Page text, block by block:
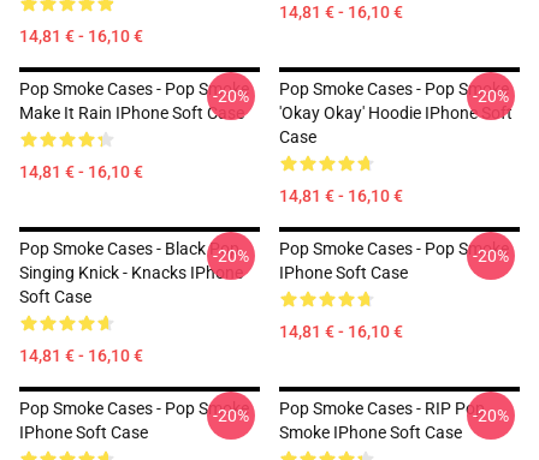
14,81 € - 16,10 €
14,81 € - 16,10 €
Pop Smoke Cases - Pop Smoke
Make It Rain IPhone Soft Case
14,81 € - 16,10 €
-20%
Pop Smoke Cases - Pop Smoke
'okay Okay' Hoodie IPhone Soft
Case
14,81 € - 16,10 €
-20%
Pop Smoke Cases - Black Pop
Singing Knick - Knacks IPhone
Soft Case
14,81 € - 16,10 €
-20%
Pop Smoke Cases - Pop Smoke
IPhone Soft Case
14,81 € - 16,10 €
-20%
Pop Smoke Cases - Pop Smoke
IPhone Soft Case
-20%
Pop Smoke Cases - RIP Pop
Smoke IPhone Soft Case
-20%